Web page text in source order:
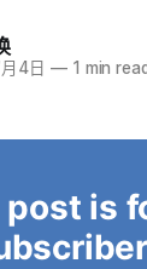
4日 —1 min read
is